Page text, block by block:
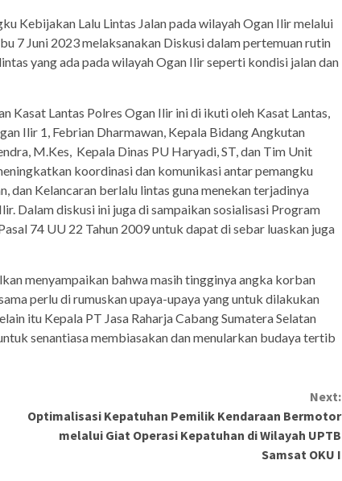
Kebijakan Lalu Lintas Jalan pada wilayah Ogan Ilir melalui
7 Juni 2023 melaksanakan Diskusi dalam pertemuan rutin
yang ada pada wilayah Ogan Ilir seperti kondisi jalan dan
Kasat Lantas Polres Ogan Ilir ini di ikuti oleh Kasat Lantas,
Ilir 1, Febrian Dharmawan, Kepala Bidang Angkutan
M.Kes, Kepala Dinas PU Haryadi, ST, dan Tim Unit
koordinasi dan komunikasi antar pemangku
dan Kelancaran berlalu lintas guna menekan terjadinya
Dalam diskusi ini juga di sampaikan sosialisasi Program
74 UU 22 Tahun 2009 untuk dapat di sebar luaskan juga
menyampaikan bahwa masih tingginya angka korban
perlu di rumuskan upaya-upaya yang untuk dilakukan
itu Kepala PT Jasa Raharja Cabang Sumatera Selatan
senantiasa membiasakan dan menularkan budaya tertib
Next:
Optimalisasi Kepatuhan Pemilik Kendaraan Bermotor
melalui Giat Operasi Kepatuhan di Wilayah UPTB
Samsat OKU I